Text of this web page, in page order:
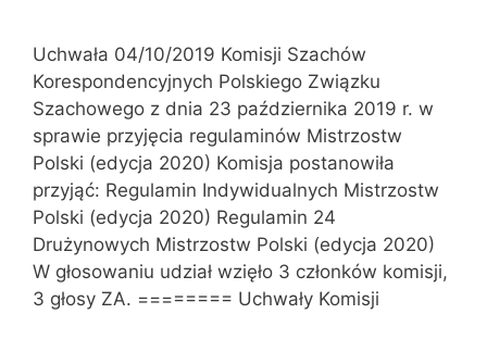
Uchwała 04/10/2019 Komisji Szachów
Korespondencyjnych Polskiego Związku
Szachowego z dnia 23 października 2019 r. w
sprawie przyjęcia regulaminów Mistrzostw
Polski (edycja 2020) Komisja postanowiła
przyjąć: Regulamin Indywidualnych Mistrzostw
Polski (edycja 2020) Regulamin 24
Drużynowych Mistrzostw Polski (edycja 2020)
W głosowaniu udział wzięło 3 członków komisji,
3 głosy ZA. ======== Uchwały Komisji